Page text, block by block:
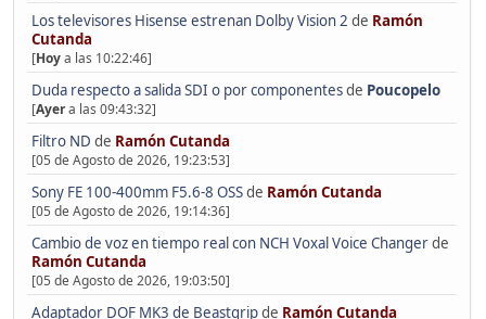
Los televisores Hisense estrenan Dolby Vision 2 de Ramón
Cutanda
[Hoya las 10:22:46]
Duda respecto a salida SDI o por componentesde Poucopelo
[Ayera las 09:43:32]
Filtro ND de Ramón Cutanda
[05 de Agosto de 2026, 19:23:53]
Sony FE 100-400mm F5.6-8 OSSde Ramón Cutanda
[05 de Agosto de 2026, 19:14:36]
Cambio de voz en tiempo real con NCH Voxal Voice Changerde
Ramón Cutanda
[05 de Agosto de 2026, 19:03:50]
Adaptador DOF MK3 de Beastgripde Ramón Cutanda